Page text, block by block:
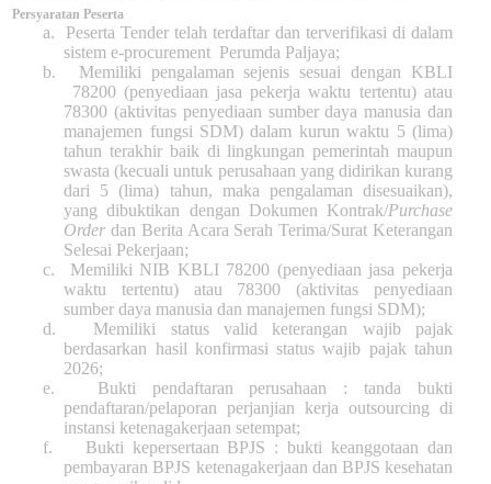
Persyaratan Peserta
a.
Peserta Tender telah terdaftar dan terverifikasi di dalam
sistem e-procurement Perumda Paljaya;
b.
Memiliki pengalaman sejenis sesuai dengan KBLI
78200 (penyediaan jasa pekerja waktu tertentu) atau
78300 (aktivitas penyediaan sumber daya manusia dan
manajemen fungsi SDM) dalam kurun waktu 5 (lima)
tahun terakhir baik di lingkungan pemerintah maupun
swasta (kecuali untuk perusahaan yang didirikan kurang
dari 5 (lima) tahun, maka pengalaman disesuaikan),
yang dibuktikan dengan Dokumen Kontrak/Purchase
Order dan Berita Acara Serah Terima/Surat Keterangan
Selesai Pekerjaan;
c.
Memiliki NIB KBLI 78200 (penyediaan jasa pekerja
waktu tertentu) atau 78300 (aktivitas penyediaan
sumber daya manusia dan manajemen fungsi SDM);
d.
Memiliki status valid keterangan wajib pajak
berdasarkan hasil konfirmasi status wajib pajak tahun
2026;
e.
Bukti pendaftaran perusahaan : tanda bukti
pendaftaran/pelaporan perjanjian kerja outsourcing di
instansi ketenagakerjaan setempat;
f.
Bukti kepersertaan BPJS : bukti keanggotaan dan
pembayaran BPJS ketenagakerjaan dan BPJS kesehatan